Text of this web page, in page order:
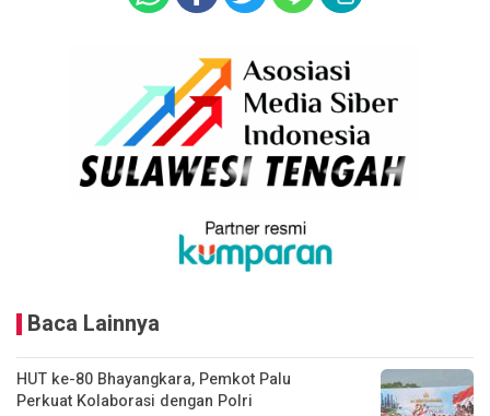
Baca Lainnya
HUT ke-80 Bhayangkara, Pemkot Palu
Perkuat Kolaborasi dengan Polri